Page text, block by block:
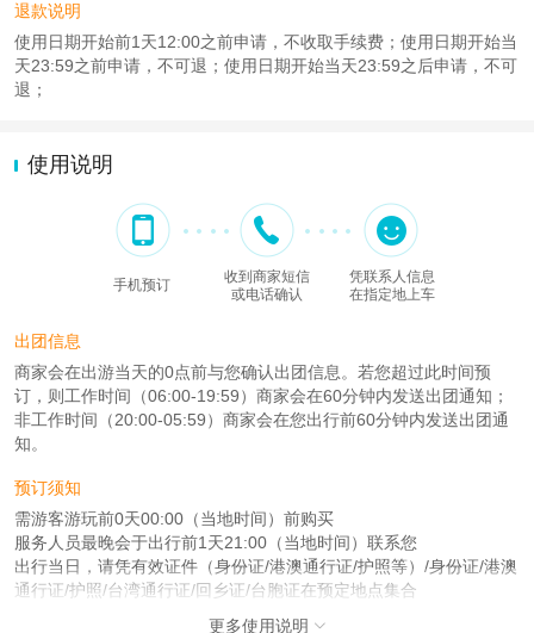
退款说明
使用日期开始前1天12:00之前申请，不收取手续费；使用日期开始当
天23:59之前申请，不可退；使用日期开始当天23:59之后申请，不可
退；
使用说明
手机预订
收到商家短信
或电话确认
凭联系人信息
在指定地上车
出团信息
商家会在出游当天的0点前与您确认出团信息。若您超过此时间预
订，则工作时间（06:00-19:59）商家会在60分钟内发送出团通知；
非工作时间（20:00-05:59）商家会在您出行前60分钟内发送出团通
知。
预订须知
需游客游玩前0天00:00（当地时间）前购买
服务人员最晚会于出行前1天21:00（当地时间）联系您
出行当日，请凭有效证件（身份证/港澳通行证/护照等）/身份证/港澳
通行证/护照/台湾通行证/回乡证/台胞证在预定地点集合
更多使用说明 